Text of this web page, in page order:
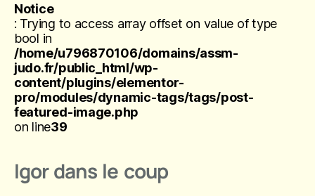
Notice
: Trying to access array offset on value of type
bool in
/home/u796870106/domains/assm-
judo.fr/public_html/wp-
content/plugins/elementor-
pro/modules/dynamic-tags/tags/post-
featured-image.php
on line39
Igor dans le coup